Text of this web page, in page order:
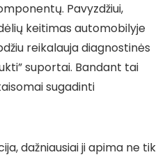
Pavyzdžiui,
keitimas automobilyje
reikalauja diagnostinės
suportai. Bandant tai
sugadinti
dažniausiai ji apima ne tik